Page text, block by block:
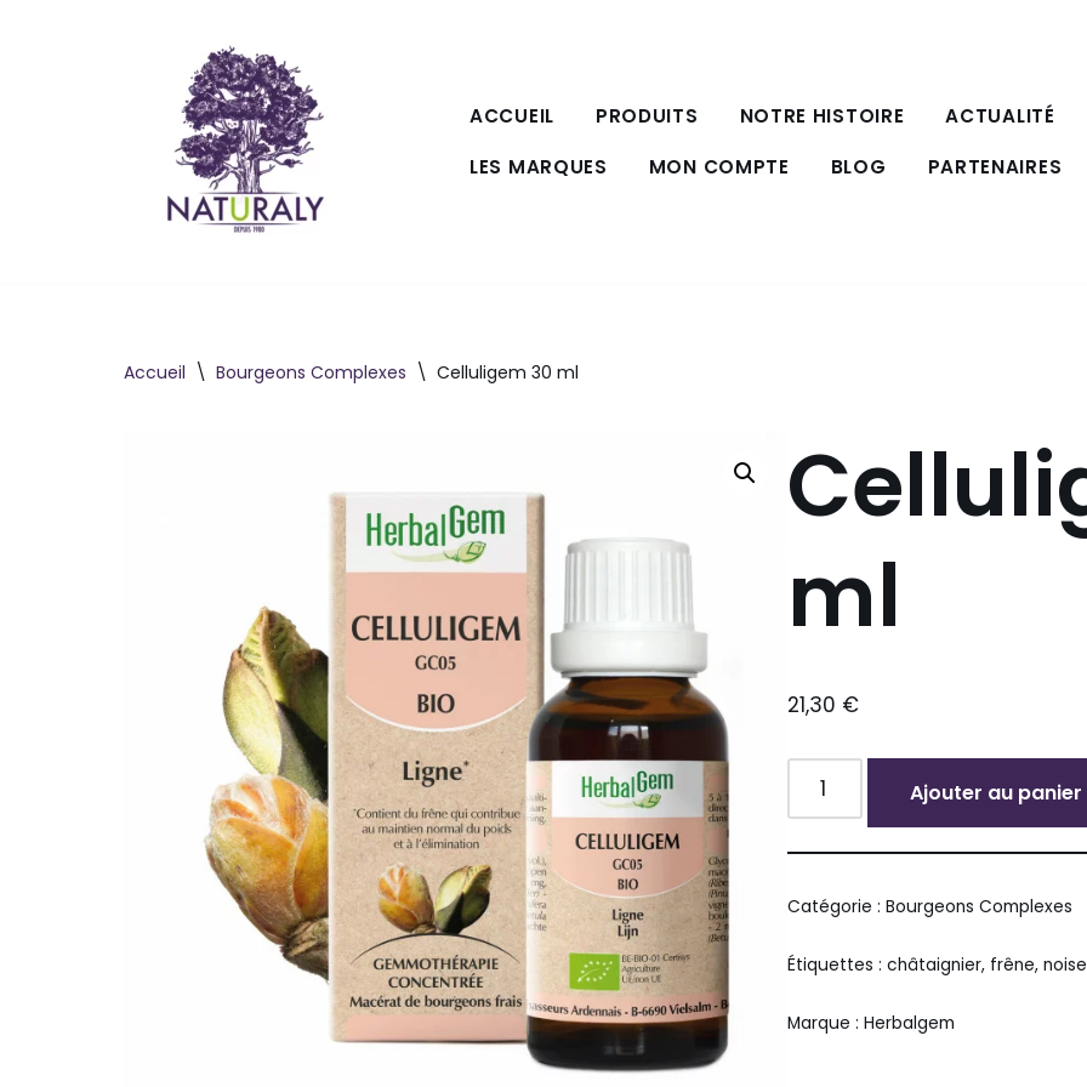
ACCUEIL PRODUITS NOTRE HISTOIRE
ACTUALITÉ
LES MARQUES
MON COMPTE BLOG PARTENAIRES
Accueil \ Bourgeons Complexes \ Celluligem 30 ml
ml
21,30 €
Ajouter au panier
Alternative:
Catégorie :Bourgeons Complexes
Étiquettes :châtaignier, frêne,
Marque :Herbalgem